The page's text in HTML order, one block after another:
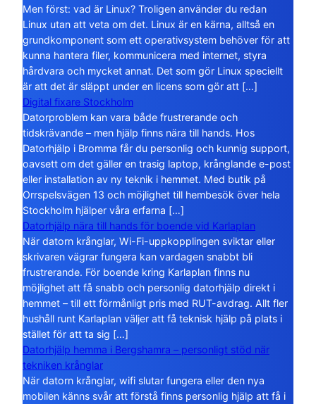
Men först: vad är Linux? Troligen använder du redan
Linux utan att veta om det. Linux är en kärna, alltså en
grundkomponent som ett operativsystem behöver för att
kunna hantera filer, kommunicera med internet, styra
hårdvara och mycket annat. Det som gör Linux speciellt
är att det är släppt under en licens som gör att […]
Digital fixare Stockholm
Datorproblem kan vara både frustrerande och
tidskrävande – men hjälp finns nära till hands. Hos
Datorhjälp i Bromma får du personlig och kunnig support,
oavsett om det gäller en trasig laptop, krånglande e-post
eller installation av ny teknik i hemmet. Med butik på
Orrspelsvägen 13 och möjlighet till hembesök över hela
Stockholm hjälper våra erfarna […]
Datorhjälp nära till hands för boende vid Karlaplan
När datorn krånglar, Wi-Fi-uppkopplingen sviktar eller
skrivaren vägrar fungera kan vardagen snabbt bli
frustrerande. För boende kring Karlaplan finns nu
möjlighet att få snabb och personlig datorhjälp direkt i
hemmet – till ett förmånligt pris med RUT-avdrag. Allt fler
hushåll runt Karlaplan väljer att få teknisk hjälp på plats i
stället för att ta sig […]
Datorhjälp hemma i Bergshamra – personligt stöd när
tekniken krånglar
När datorn krånglar, wifi slutar fungera eller den nya
mobilen känns svår att förstå finns personlig hjälp att få i